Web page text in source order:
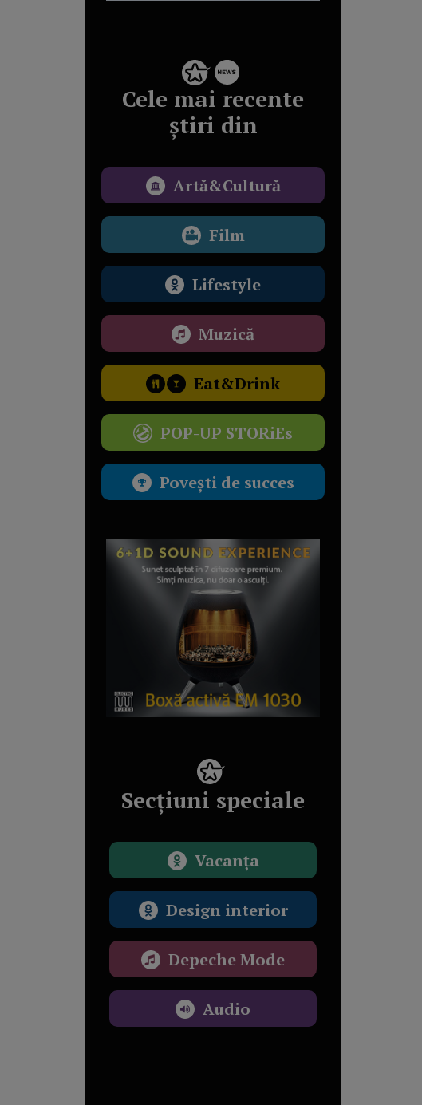
Cele mai recente
știri din
Artă&Cultură
Film
Lifestyle
Muzică
Eat&Drink
POP-UP STORiEs
Povești de succes
Secțiuni speciale
Vacanța
Design interior
Depeche Mode
Audio